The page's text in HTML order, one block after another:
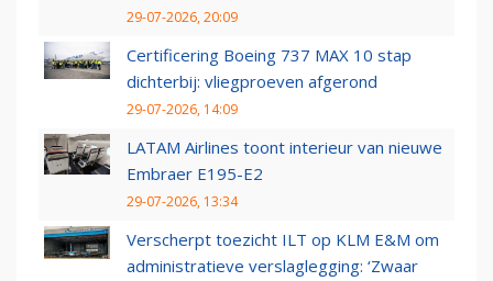
29-07-2026, 20:09
Certificering Boeing 737 MAX 10 stap
dichterbij: vliegproeven afgerond
29-07-2026, 14:09
LATAM Airlines toont interieur van nieuwe
Embraer E195-E2
29-07-2026, 13:34
Verscherpt toezicht ILT op KLM E&M om
administratieve verslaglegging: ‘Zwaar